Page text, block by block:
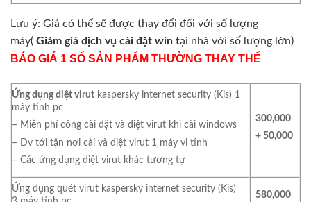
Lưu ý: Giá có thể sẽ được thay đổi đối với số lượng
máy( Giảm giá dịch vụ cài đặt win tại nhà với số lượng lớn)
BÁO GIÁ 1 SỐ SẢN PHẨM THƯỜNG THAY THẾ
Ứng dụng diệt virut kaspersky internet security (Kis) 1
máy tính pc
– Miễn phí công cài đặt và diệt virut khi cài windows
– Dv tới tận nơi cài và diệt virut 1 máy vi tính
– Các ứng dụng diệt virut khác tương tự
300,000
+ 50,000
Ứng dụng quét virut kaspersky internet security (Kis)
580,000